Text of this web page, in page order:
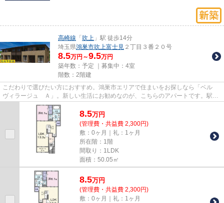
高崎線 「 吹上 」駅 徒歩14分
埼玉県鴻巣市吹上富士見 ２丁目３番２０号
8.5万円～9.5万円
築年数：予定 ｜募集中： 4室
階数：2階建
こだわりで選びたい方におすすめ。鴻巣市エリアで住まいをお探しなら「ベル
ヴィラージュ Ａ」。新しい生活にお勧めなのが、こちらのアパートです。駅ま
で歩いて14分ほどの、魅力的...
8.5万円
(管理費・共益費 2,300円)
敷：0ヶ月｜礼：1ヶ月
所在階：1階
間取り：1LDK
面積：50.05㎡
8.5万円
(管理費・共益費 2,300円)
敷：0ヶ月｜礼：1ヶ月